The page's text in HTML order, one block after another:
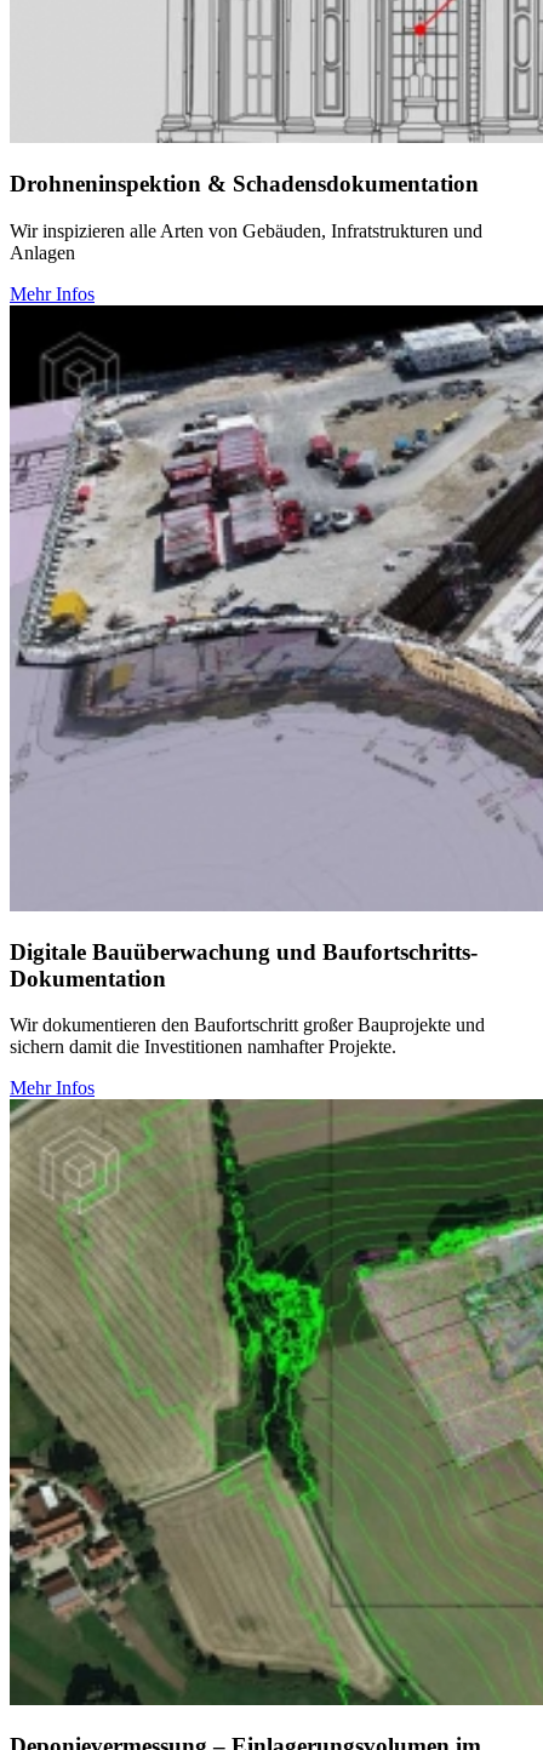
Drohneninspektion & Schadensdokumentation
Wir inspizieren alle Arten von Gebäuden, Infratstrukturen und
Anlagen
Mehr Infos
Digitale Bauüberwachung und Baufortschritts-
Dokumentation
Wir dokumentieren den Baufortschritt großer Bauprojekte und
sichern damit die Investitionen namhafter Projekte.
Mehr Infos